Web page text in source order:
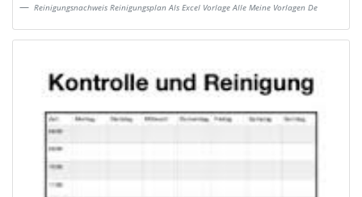
Reinigungsnachweis Reinigungsplan Als Excel Vorlage Alle Meine Vorlagen De